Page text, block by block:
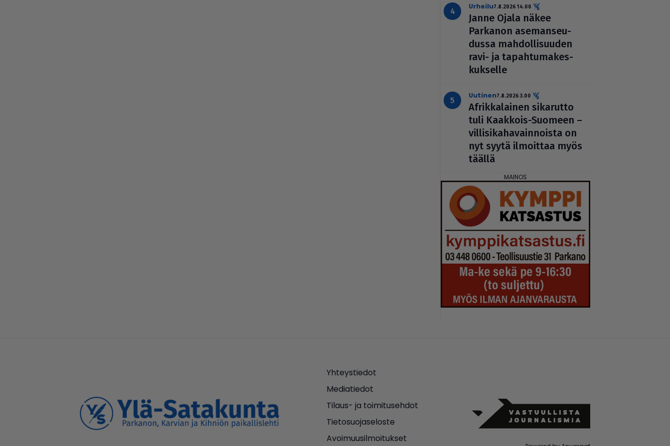
urheilu7.8.2026 14.00
Janne Ojala näkee
Parkanon ase­man­seu­
dussa mah­dol­li­suu­den
ravi- ja tapah­tu­ma­kes­
kuk­selle
uutinen7.8.2026 3.00
Afrik­ka­lai­nen sikarutto
tuli Kaakkois-Suomeen –
vil­li­si­ka­ha­vain­noista on
nyt syytä ilmoittaa myös
täällä
Yhteystiedot
Mediatiedot
Tilaus- ja toimitusehdot
Tietosuojaseloste
Avoimuusilmoitukset